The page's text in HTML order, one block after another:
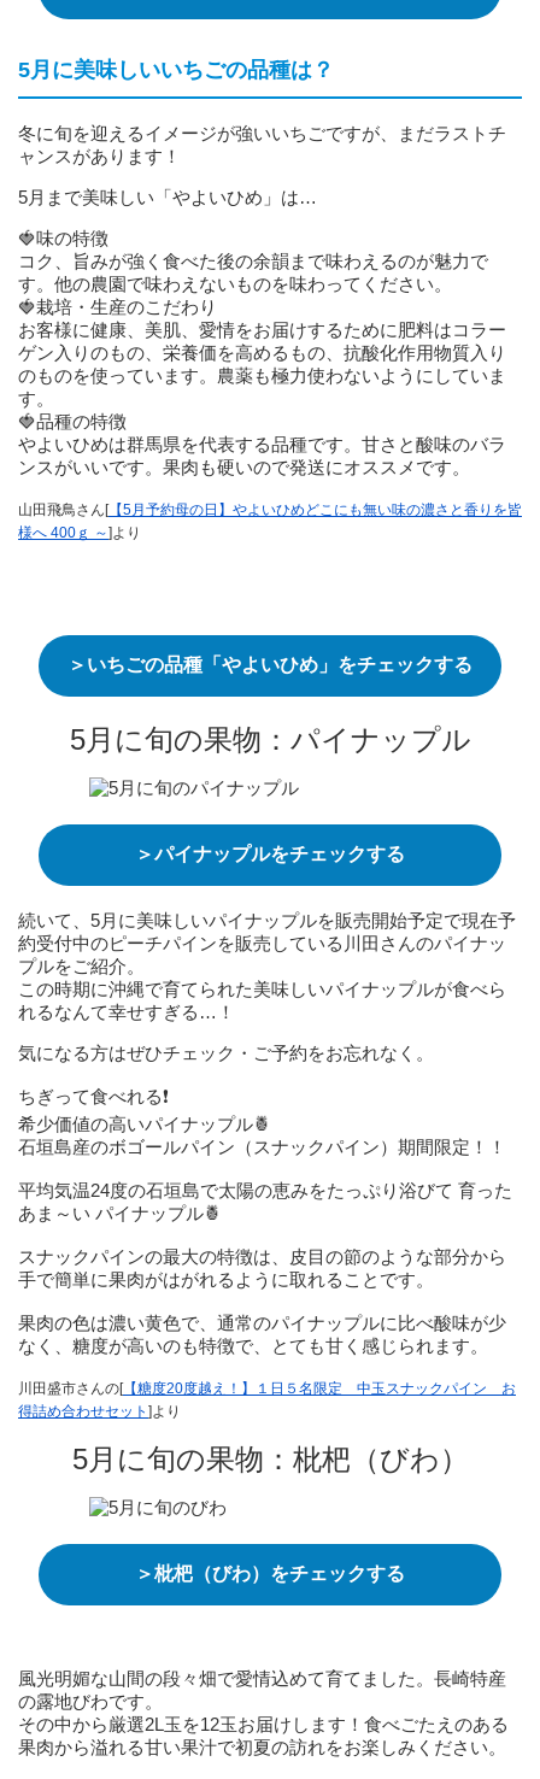
5月に美味しいいちごの品種は？
冬に旬を迎えるイメージが強いいちごですが、まだラストチ
ャンスがあります！
5月まで美味しい「やよいひめ」は…
🍓味の特徴
コク、旨みが強く食べた後の余韻まで味わえるのが魅力で
す。他の農園で味わえないものを味わってください。
🍓栽培・生産のこだわり
お客様に健康、美肌、愛情をお届けするために肥料はコラー
ゲン入りのもの、栄養価を高めるもの、抗酸化作用物質入り
のものを使っています。農薬も極力使わないようにしていま
す。
🍓品種の特徴
やよいひめは群馬県を代表する品種です。甘さと酸味のバラ
ンスがいいです。果肉も硬いので発送にオススメです。
山田飛鳥さん[【5月予約母の日】やよいひめどこにも無い味の濃さと香りを皆
様へ 400ｇ ～]より
＞いちごの品種「やよいひめ」をチェックする
5月に旬の果物：パイナップル
＞パイナップルをチェックする
続いて、5月に美味しいパイナップルを販売開始予定で現在予
約受付中のピーチパインを販売している川田さんのパイナッ
プルをご紹介。
この時期に沖縄で育てられた美味しいパイナップルが食べら
れるなんて幸せすぎる…！
気になる方はぜひチェック・ご予約をお忘れなく。
ちぎって食べれる❗️
希少価値の高いパイナップル🍍
石垣島産のボゴールパイン（スナックパイン）期間限定！！
平均気温24度の石垣島で太陽の恵みをたっぷり浴びて 育った
あま～い パイナップル🍍
スナックパインの最大の特徴は、皮目の節のような部分から
手で簡単に果肉がはがれるように取れることです。
果肉の色は濃い黄色で、通常のパイナップルに比べ酸味が少
なく、糖度が高いのも特徴で、とても甘く感じられます。
川田盛市さんの[【糖度20度越え！】１日５名限定 中玉スナックパイン お
得詰め合わせセット ]より
5月に旬の果物：枇杷（びわ）
＞枇杷（びわ）をチェックする
風光明媚な山間の段々畑で愛情込めて育てました。長崎特産
の露地びわです。
その中から厳選2L玉を12玉お届けします！食べごたえのある
果肉から溢れる甘い果汁で初夏の訪れをお楽しみください。